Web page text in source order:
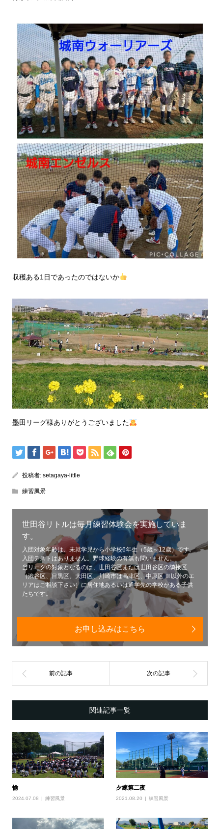
収穫ある1日であったのではないか
墨田リーグ様ありがとうございました
投稿者: setagaya-little
練習風景
世田谷リトルは毎月練習体験会を実施していま
す。
入団対象年齢は、未就学児から小学校6年生（5歳～12歳）です。
入団テストはありません。野球経験の有無も問いません。
当リーグの対象となるのは、世田谷区または世田谷区の隣接区
（渋谷区、目黒区、大田区、川崎市は高津区、中原区 ※以外のエ
リアはご相談下さい）に居住地あるいは通学先の学校がある子供
たちです。
お申し込みはこちら
関連記事一覧
愉
2024.07.08 練習風景
夕練第二夜
2021.08.20 練習風景